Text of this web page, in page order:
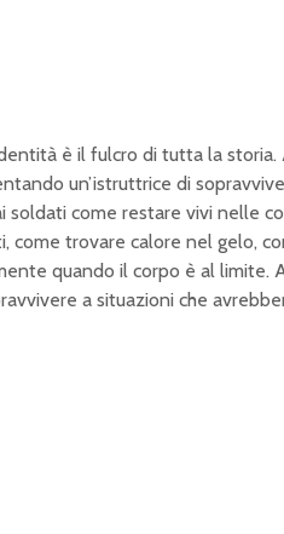
è il fulcro di tutta la storia.
un’istruttrice di
soldati come restare vivi nelle
come trovare calore nel gelo,
quando il corpo è al limite.
a situazioni che